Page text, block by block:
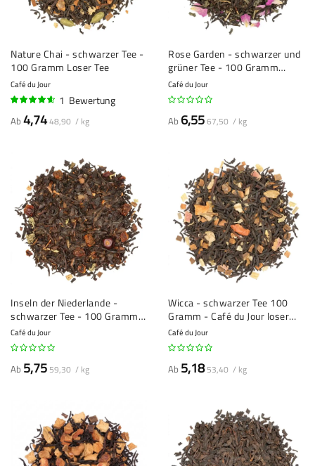
Nature Chai - schwarzer Tee -
100 Gramm Loser Tee
Café du Jour
1 Bewertung
Ab4,7448,90 / kg
Rose Garden - schwarzer und
grüner Tee - 100 Gramm
Loser Tee
Café du Jour
Ab 6,5567,50 / kg
Inseln der Niederlande -
schwarzer Tee - 100 Gramm
Loser Tee
Café du Jour
Ab 5,75 59,30 / kg
Wicca - schwarzer Tee 100
Gramm - Café du Jour loser
Tee
Café du Jour
Ab 5,18 53,40 / kg